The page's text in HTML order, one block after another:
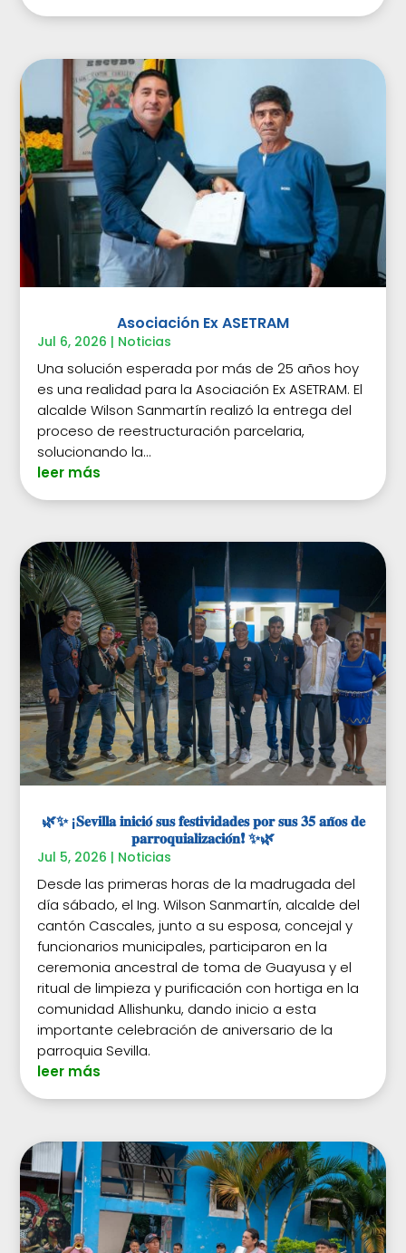
Asociación Ex ASETRAM
Jul 6, 2026 | Noticias
Una solución esperada por más de 25 años hoy
es una realidad para la Asociación Ex ASETRAM. El
alcalde Wilson Sanmartín realizó la entrega del
proceso de reestructuración parcelaria,
solucionando la...
leer más
🌿✨ ¡𝐒𝐞𝐯𝐢𝐥𝐥𝐚 𝐢𝐧𝐢𝐜𝐢𝐨́ 𝐬𝐮𝐬 𝐟𝐞𝐬𝐭𝐢𝐯𝐢𝐝𝐚𝐝𝐞𝐬 𝐩𝐨𝐫 𝐬𝐮𝐬 𝟑𝟓 𝐚𝐧̃𝐨𝐬 𝐝𝐞
𝐩𝐚𝐫𝐫𝐨𝐪𝐮𝐢𝐚𝐥𝐢𝐳𝐚𝐜𝐢𝐨́𝐧❗ ✨🌿
Jul 5, 2026 | Noticias
Desde las primeras horas de la madrugada del
día sábado, el Ing. Wilson Sanmartín, alcalde del
cantón Cascales, junto a su esposa, concejal y
funcionarios municipales, participaron en la
ceremonia ancestral de toma de Guayusa y el
ritual de limpieza y purificación con hortiga en la
comunidad Allishunku, dando inicio a esta
importante celebración de aniversario de la
parroquia Sevilla.
leer más